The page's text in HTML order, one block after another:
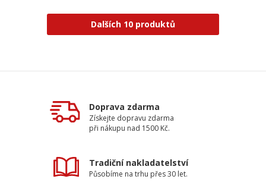
Dalších 10 produktů
Doprava zdarma
Získejte dopravu zdarma
při nákupu nad 1500 Kč.
Tradiční nakladatelství
Působíme na trhu přes 30 let.